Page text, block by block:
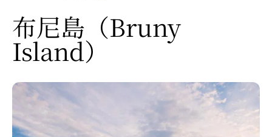
布尼島（Bruny
Island）